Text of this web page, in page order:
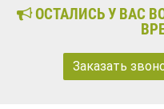
ОСТАЛИСЬ У ВАС
Заказать